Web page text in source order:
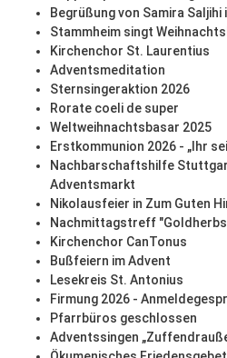
Begrüßung von Samira
Stammheim singt
Kirchenchor St. Laurentius
Adventsmeditation
Sternsingeraktion 2026
Rorate coeli de super
Weltweihnachtsbasar 2025
Erstkommunion 2026 - „Ihr
Nachbarschaftshilfe
Adventsmarkt
Nikolausfeier in Zum Guten
Nachmittagstreff
Kirchenchor CanTonus
Bußfeiern im Advent
Lesekreis St. Antonius
Firmung 2026 -
Pfarrbüros geschlossen
Adventssingen